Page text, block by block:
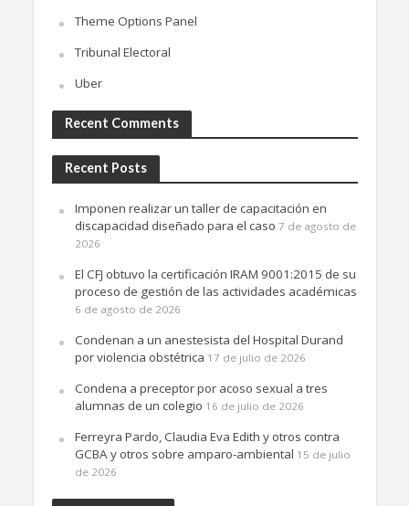
Theme Options Panel
Tribunal Electoral
Uber
Recent Comments
Recent Posts
Imponen realizar un taller de capacitación en
discapacidad diseñado para el caso 7 de agosto de
2026
El CFJ obtuvo la certificación IRAM 9001:2015 de su
proceso de gestión de las actividades académicas
6 de agosto de 2026
Condenan a un anestesista del Hospital Durand
por violencia obstétrica 17 de julio de 2026
Condena a preceptor por acoso sexual a tres
alumnas de un colegio 16 de julio de 2026
Ferreyra Pardo, Claudia Eva Edith y otros contra
GCBA y otros sobre amparo-ambiental 15 de julio
de 2026